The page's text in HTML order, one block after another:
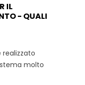
IL
- QUALI
molto